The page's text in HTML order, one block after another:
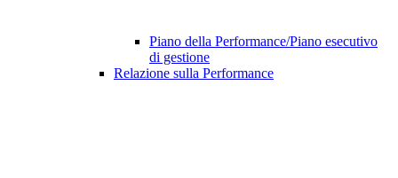
Piano della Performance/Piano esecutivo
di gestione
Relazione sulla Performance